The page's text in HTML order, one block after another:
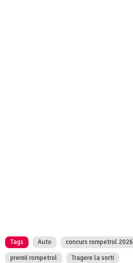
Tags Auto concurs rompetrol 2026
premii rompetrol
Tragere la sorti